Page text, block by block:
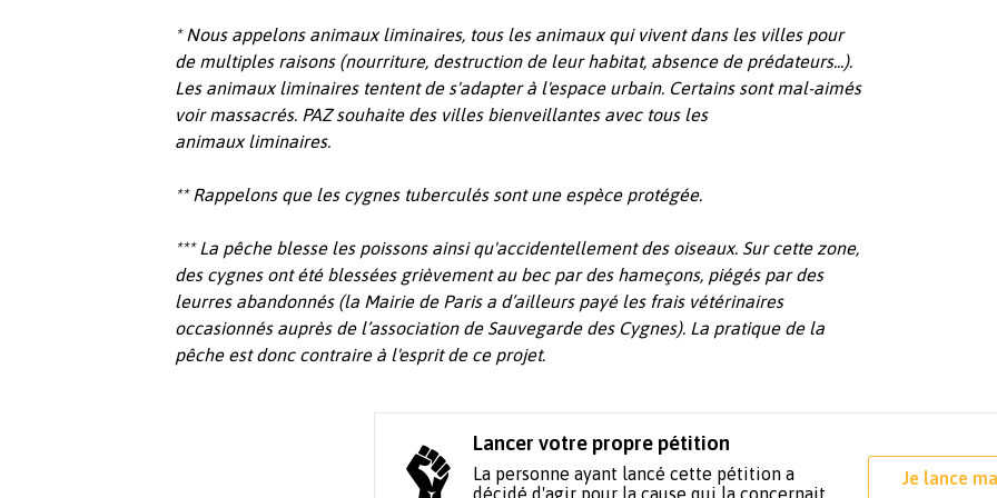
* Nous appelons animaux liminaires, tous les animaux qui vivent dans les villes pour
de multiples raisons (nourriture, destruction de leur habitat, absence de prédateurs...).
Les animaux liminaires tentent de s'adapter à l'espace urbain. Certains sont mal-aimés
voir massacrés. PAZ souhaite des villes bienveillantes avec tous les
animaux liminaires.
** Rappelons que les cygnes tuberculés sont une espèce protégée.
*** La pêche blesse les poissons ainsi qu'accidentellement des oiseaux. Sur cette zone,
des cygnes ont été blessées grièvement au bec par des hameçons, piégés par des
leurres abandonnés (la Mairie de Paris a d’ailleurs payé les frais vétérinaires
occasionnés auprès de l’association de Sauvegarde des Cygnes). La pratique de la
pêche est donc contraire à l'esprit de ce projet.
Lancer votre propre pétition
La personne ayant lancé cette pétition a
Je lance